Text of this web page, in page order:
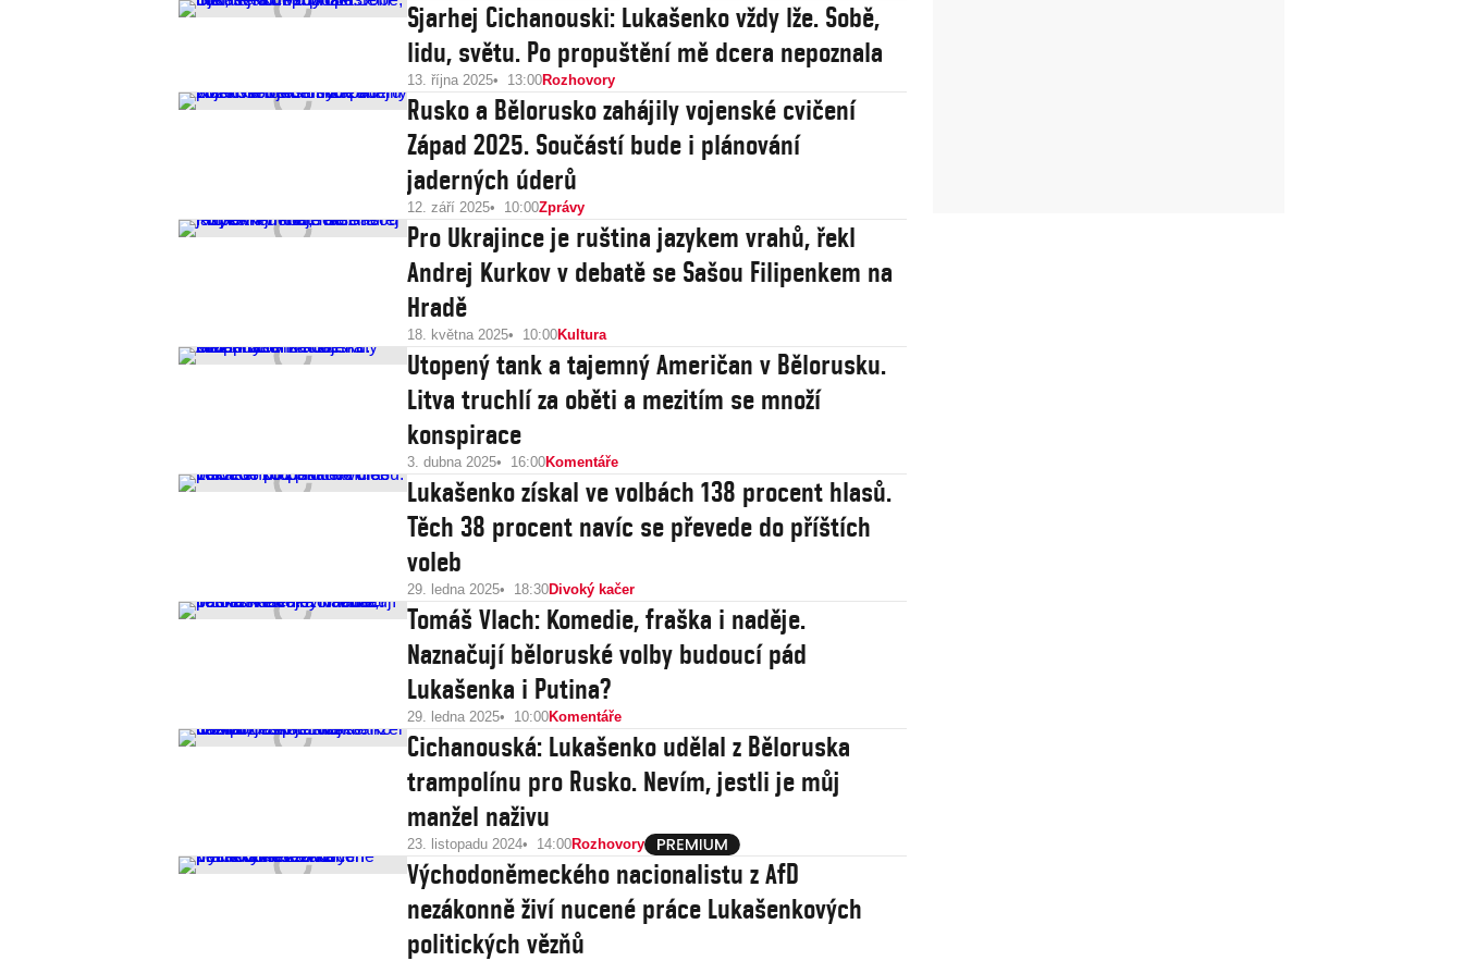
Sjarhej Cichanouski: Lukašenko vždy lže. Sobě,
lidu, světu. Po propuštění mě dcera nepoznala
13. října 2025 13:00Rozhovory
Rusko a Bělorusko zahájily vojenské cvičení
Západ 2025. Součástí bude i plánování
jaderných úderů
12. září 2025 10:00Zprávy
Pro Ukrajince je ruština jazykem vrahů, řekl
Andrej Kurkov v debatě se Sašou Filipenkem na
Hradě
18. května 2025 10:00Kultura
Utopený tank a tajemný Američan v Bělorusku.
Litva truchlí za oběti a mezitím se množí
konspirace
3. dubna 2025 16:00Komentáře
Lukašenko získal ve volbách 138 procent hlasů.
Těch 38 procent navíc se převede do příštích
voleb
29. ledna 2025 18:30Divoký kačer
Tomáš Vlach: Komedie, fraška i naděje.
Naznačují běloruské volby budoucí pád
Lukašenka i Putina?
29. ledna 2025 10:00Komentáře
Cichanouská: Lukašenko udělal z Běloruska
trampolínu pro Rusko. Nevím, jestli je můj
manžel naživu
23. listopadu 2024 14:00Rozhovory
Východoněmeckého nacionalistu z AfD
nezákonně živí nucené práce Lukašenkových
politických vězňů